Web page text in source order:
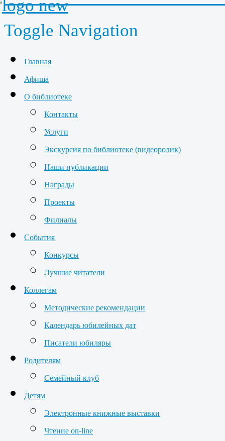
Toggle Navigation
Главная
Афиша
О библиотеке
Контакты
Услуги
Экскурсия по библиотеке (видеоролик)
Наши публикации
Награды
Проекты
Филиалы
События
Конкурсы
Лучшие читатели
Коллегам
Методические рекомендации
Календарь юбилейных дат
Писатели юбиляры
Родителям
Семейный клуб
Детям
Электронные книжные выставки
Чтение on-line